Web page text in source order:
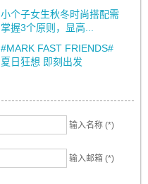
小个子女生秋冬时尚搭配需
掌握3个原则，显高...
#MARK FAST FRIENDS#
夏日狂想 即刻出发
输入名称 (*)
输入邮箱 (*)